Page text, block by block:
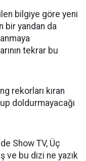
bilgiye göre yeni
bir yandan da
tekrar bu
rekorları kıran
doldurmayacağı
Show TV, Üç
ve bu dizi ne yazık